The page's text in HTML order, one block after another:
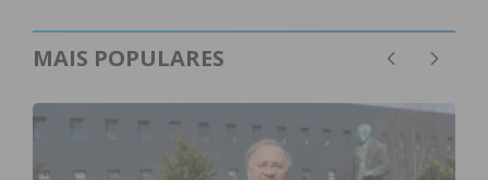
MAIS POPULARES